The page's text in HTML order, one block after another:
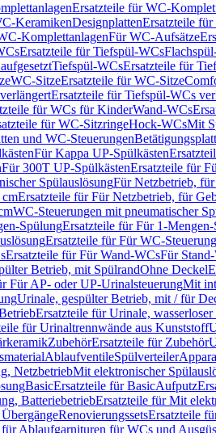
Ersatzteile für WC-
KeramikenDesignplattenErsatzteile
KomplettanlagenFür WC-Aufsätze
Ersatzteile für Tiefspül-WCs
Tiefspül-WCsErsatzteile für
WC-SitzeErsatzteile für WC-Sitze
Ersatzteile für Tiefspül-WCs
für WCs für KinderWand-WCs
für WC-SitzringeHock-WCsMit
und WC-Steuerungen
Für Kappa UP-Spülkästen
Für 300T UP-SpülkästenErsatzteile für
SpülauslösungFür Netzbetrieb,
cmErsatzteile für Für Netzbetrieb, für
WC-Steuerungen mit pneumatischer
SpülungErsatzteile für Für 1-
Ersatzteile für Für WC-
Ersatzteile für Für Wand-WCsFür
Betrieb, mit SpülrandOhne Deckel
Für AP- oder UP-UrinalsteuerungMit
Urinale, gespülter Betrieb, mit / für
Ersatzteile für Urinale,
für Urinaltrennwände aus Kunststoff
ZubehörErsatzteile für Zubehör
AblaufventileSpülverteiler
NetzbetriebMit elektronischer
BasicErsatzteile für BasicAufputz
BatteriebetriebErsatzteile für Mit
RenovierungssetsErsatzteile
Ablaufgarnituren für WCs und